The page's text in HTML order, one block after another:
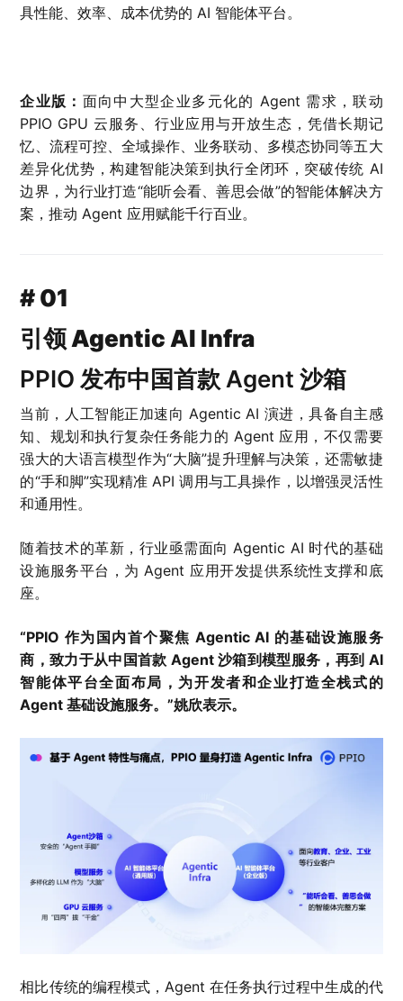
具性能、效率、成本优势的 AI 智能体平台。
企业版： 面向中大型企业多元化的 Agent 需求，联动
PPIO GPU 云服务、行业应用与开放生态，凭借长期记
忆、流程可控、全域操作、业务联动、多模态协同等五大
差异化优势，构建智能决策到执行全闭环，突破传统 AI
边界，为行业打造“能听会看、善思会做”的智能体解决方
案，推动 Agent 应用赋能千行百业。
# 01
引领 Agentic AI Infra
PPIO 发布中国首款 Agent 沙箱
当前，人工智能正加速向 Agentic AI 演进，具备自主感
知、规划和执行复杂任务能力的 Agent 应用，不仅需要
强大的大语言模型作为“大脑”提升理解与决策，还需敏捷
的“手和脚”实现精准 API 调用与工具操作，以增强灵活性
和通用性。
随着技术的革新，行业亟需面向 Agentic AI 时代的基础
设施服务平台，为 Agent 应用开发提供系统性支撑和底
座。
“PPIO 作为国内首个聚焦 Agentic AI 的基础设施服务
商，致力于从中国首款 Agent 沙箱到模型服务，再到 AI
智能体平台全面布局，为开发者和企业打造全栈式的
Agent 基础设施服务。”姚欣表示。
相比传统的编程模式，Agent 在任务执行过程中生成的代